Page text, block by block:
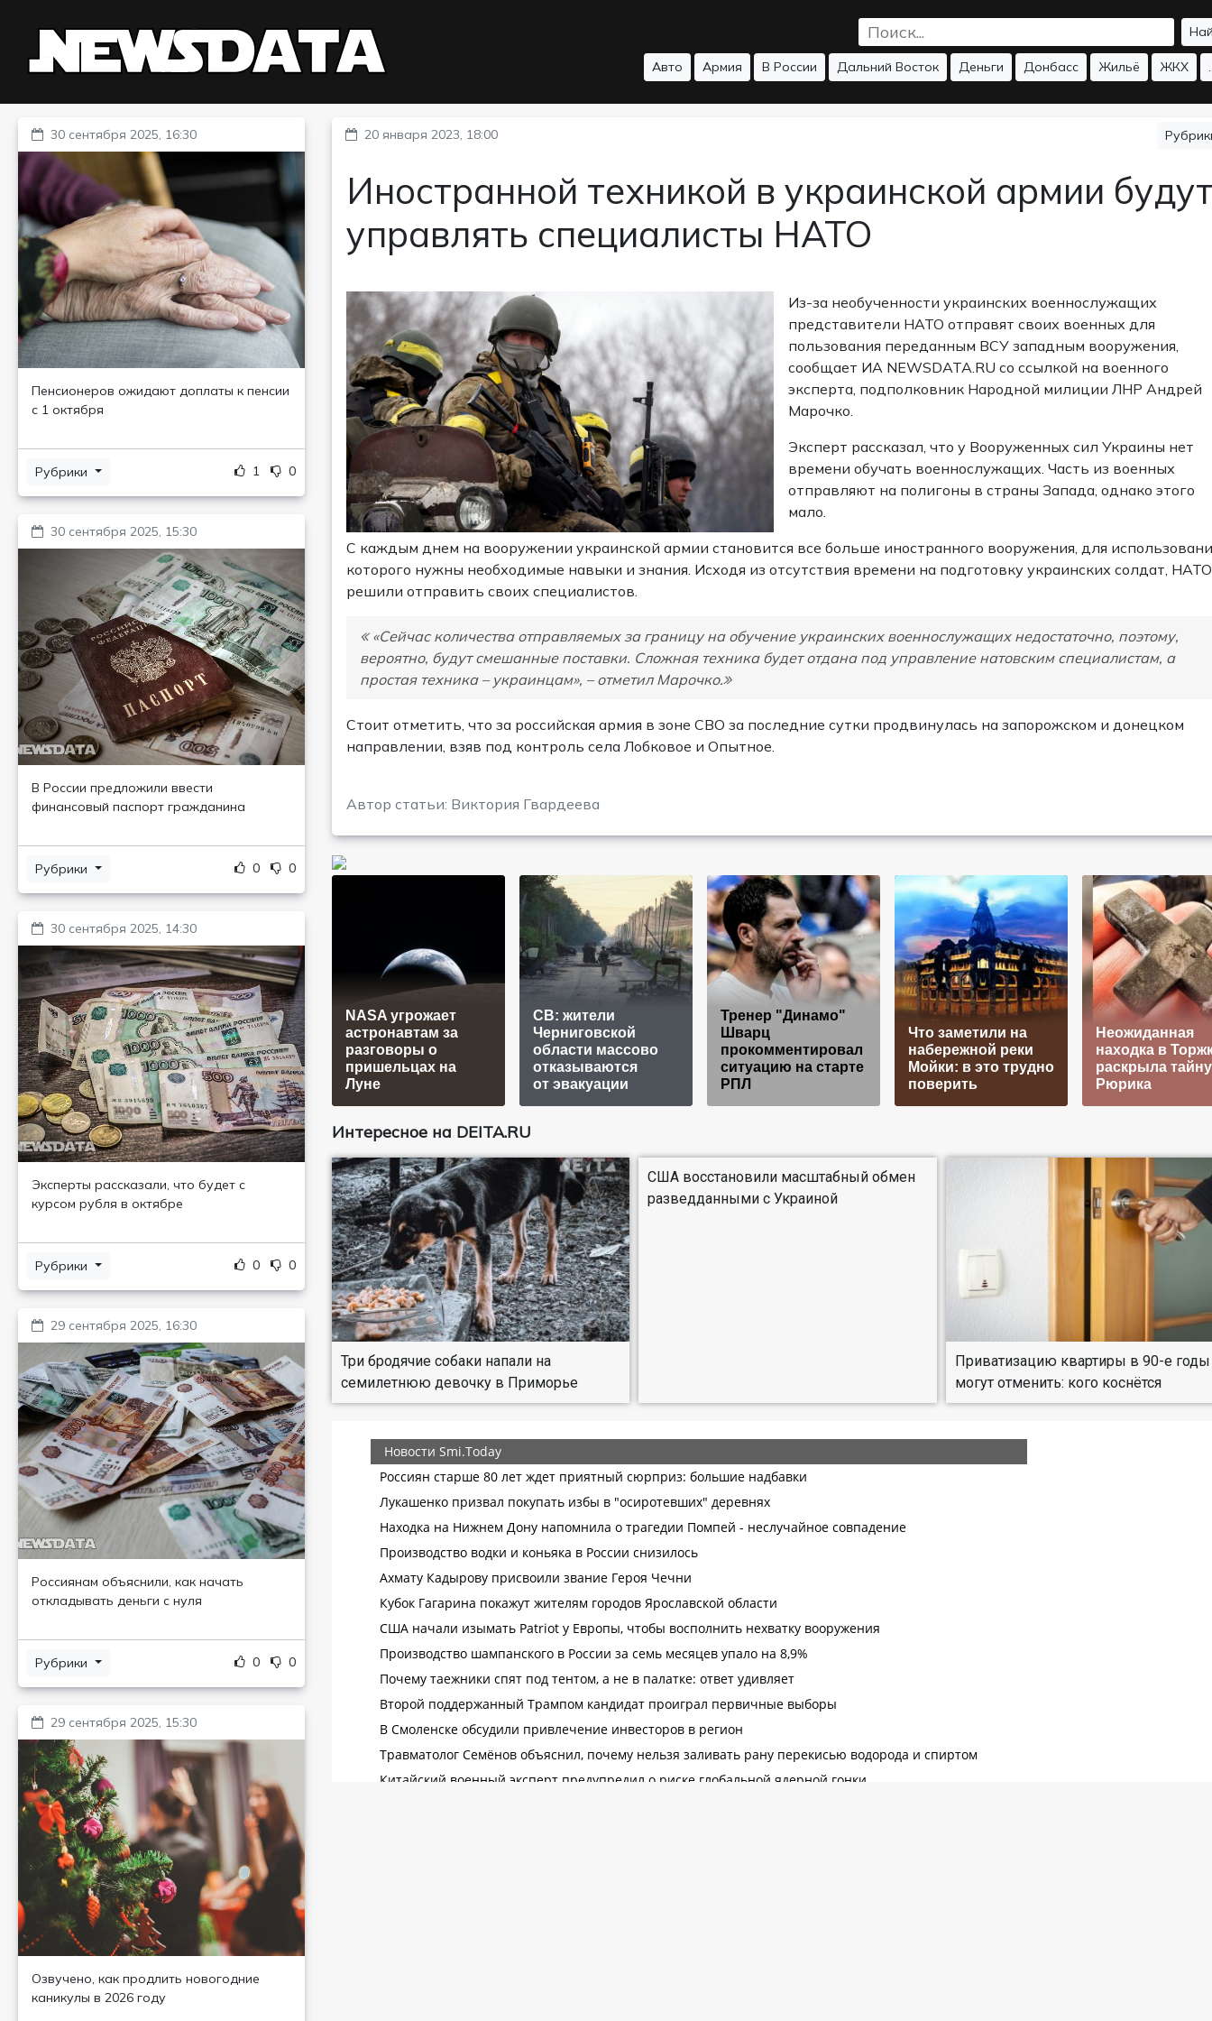
Авто Армия В России Дальний Восток Деньги Донбасс Жильё ЖКХ
30 сентября 2025, 16:30
Пенсионеров ожидают доплаты к пенсии
с 1 октября
Рубрики 1 0
30 сентября 2025, 15:30
В России предложили ввести
финансовый паспорт гражданина
Рубрики 0 0
30 сентября 2025, 14:30
Эксперты рассказали, что будет с
курсом рубля в октябре
Рубрики 0 0
29 сентября 2025, 16:30
Россиянам объяснили, как начать
откладывать деньги с нуля
Рубрики 0 0
29 сентября 2025, 15:30
Озвучено, как продлить новогодние
каникулы в 2026 году
20 января 2023, 18:00
Иностранной техникой в украинской армии
управлять специалисты НАТО
Из-за необученности украинских военнослужащих
представители НАТО отправят своих военных для
пользования переданным ВСУ западным вооружения,
сообщает ИА NEWSDATA.RU со ссылкой на военного
эксперта, подполковник Народной милиции ЛНР Андрей
Марочко.
Эксперт рассказал, что у Вооруженных сил Украины нет
времени обучать военнослужащих. Часть из военных
отправляют на полигоны в страны Запада, однако этого
мало.
С каждым днем на вооружении украинской армии становится все больше иностранного вооружения, для
которого нужны необходимые навыки и знания. Исходя из отсутствия времени на подготовку украинских солдат, НАТО
решили отправить своих специалистов.
«Сейчас количества отправляемых за границу на обучение украинских военнослужащих недостаточно, поэтому,
вероятно, будут смешанные поставки. Сложная техника будет отдана под управление натовским специалистам, а
простая техника – украинцам», – отметил Марочко.
Стоит отметить, что за российская армия в зоне СВО за последние сутки продвинулась на запорожском и донецком
направлении, взяв под контроль села Лобковое и Опытное.
Автор статьи: Виктория Гвардеева
NASA угрожает
астронавтам за
разговоры о
пришельцах на
Луне
СВ: жители
Черниговской
области массово
отказываются
от эвакуации
Тренер "Динамо"
Шварц
прокомментировал
ситуацию на старте
РПЛ
Что заметили на
набережной реки
Мойки: в это трудно
поверить
Неожиданная
находка в
раскрыла тайну
Рюрика
Интересное на DEITA.RU
Три бродячие собаки напали на
семилетнюю девочку в Приморье
США восстановили масштабный обмен
разведданными с Украиной
Приватизацию квартиры в 90-е годы
могут отменить: кого коснётся